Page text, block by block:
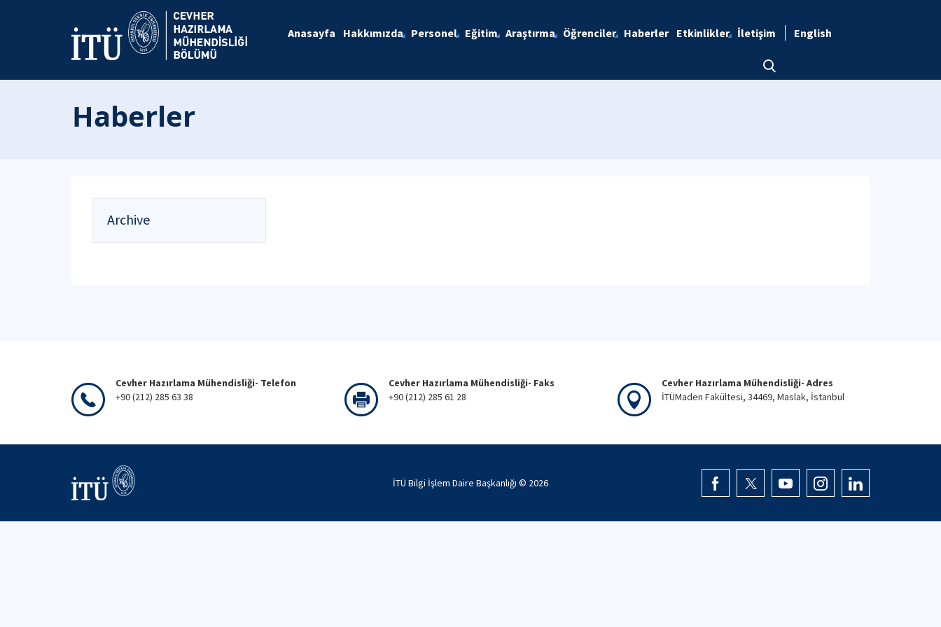
Anasayfa Hakkımızda Personel Eğitim Araştırma Öğrenciler Haberler Etkinlikler İletişim English
Haberler
Archive
Cevher Hazırlama Mühendisliği- Telefon
+90 (212) 285 63 38
Cevher Hazırlama Mühendisliği- Faks
+90 (212) 285 61 28
Cevher Hazırlama Mühendisliği- Adres
İTÜMaden Fakültesi, 34469, Maslak, İstanbul
İTÜ Bilgi İşlem Daire Başkanlığı © 2026